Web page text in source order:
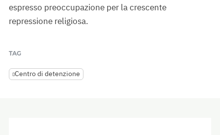
espresso preoccupazione per la crescente
repressione religiosa.
TAG
Centro di detenzione